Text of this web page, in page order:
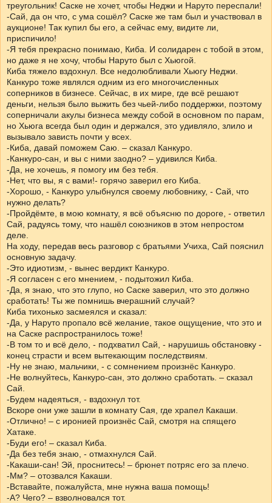
треугольник! Саске не хочет, чтобы Неджи и Наруто переспали!
-Сай, да он что, с ума сошёл? Саске же там был и участвовал в
аукционе! Так купил бы его, а сейчас ему, видите ли,
приспичило!
-Я тебя прекрасно понимаю, Киба. И солидарен с тобой в этом,
но даже я не хочу, чтобы Наруто был с Хьюгой.
Киба тяжело вздохнул. Все недолюбливали Хьюгу Неджи.
Канкуро тоже являлся одним из его многочисленных
соперников в бизнесе. Сейчас, в их мире, где всё решают
деньги, нельзя было выжить без чьей-либо поддержки, поэтому
соперничали акулы бизнеса между собой в основном по парам,
но Хьюга всегда был один и держался, это удивляло, злило и
вызывало зависть почти у всех.
-Киба, давай поможем Саю. – сказал Канкуро.
-Канкуро-сан, и вы с ними заодно? – удивился Киба.
-Да, не хочешь, я помогу им без тебя.
-Нет, что вы, я с вами!- горячо заверил его Киба.
-Хорошо, - Канкуро улыбнулся своему любовнику, - Сай, что
нужно делать?
-Пройдёмте, в мою комнату, я всё объясню по дороге, - ответил
Сай, радуясь тому, что нашёл союзников в этом непростом
деле.
На ходу, передав весь разговор с братьями Учиха, Сай пояснил
основную задачу.
-Это идиотизм, - вынес вердикт Канкуро.
-Я согласен с его мнением, - подытожил Киба.
-Да, я знаю, что это глупо, но Саске заверил, что это должно
сработать! Ты же помнишь вчерашний случай?
Киба тихонько засмеялся и сказал:
-Да, у Наруто пропало всё желание, такое ощущение, что это и
на Саске распространилось тоже!
-В том то и всё дело, - подхватил Сай, - нарушишь обстановку -
конец страсти и всем вытекающим последствиям.
-Ну не знаю, мальчики, - с сомнением произнёс Канкуро.
-Не волнуйтесь, Канкуро-сан, это должно сработать. – сказал
Сай.
-Будем надеяться, - вздохнул тот.
Вскоре они уже зашли в комнату Сая, где храпел Какаши.
-Отлично! – с иронией произнёс Сай, смотря на спящего
Хатаке.
-Буди его! – сказал Киба.
-Да без тебя знаю, - отмахнулся Сай.
-Какаши-сан! Эй, проснитесь! – брюнет потряс его за плечо.
-Мм? – отозвался Какаши.
-Вставайте, пожалуйста, мне нужна ваша помощь!
-А? Чего? – взволновался тот.